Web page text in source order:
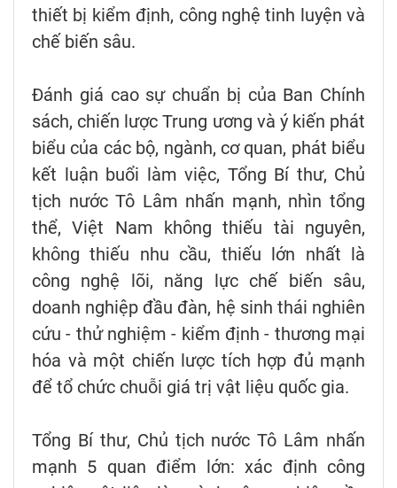
thiết bị kiểm định, công nghệ tinh luyện và
chế biến sâu.
Đánh giá cao sự chuẩn bị của Ban Chính
sách, chiến lược Trung ương và ý kiến phát
biểu của các bộ, ngành, cơ quan, phát biểu
kết luận buổi làm việc, Tổng Bí thư, Chủ
tịch nước Tô Lâm nhấn mạnh, nhìn tổng
thể, Việt Nam không thiếu tài nguyên,
không thiếu nhu cầu, thiếu lớn nhất là
công nghệ lõi, năng lực chế biến sâu,
doanh nghiệp đầu đàn, hệ sinh thái nghiên
cứu - thử nghiệm - kiểm định - thương mại
hóa và một chiến lược tích hợp đủ mạnh
để tổ chức chuỗi giá trị vật liệu quốc gia.
Tổng Bí thư, Chủ tịch nước Tô Lâm nhấn
mạnh 5 quan điểm lớn: xác định công